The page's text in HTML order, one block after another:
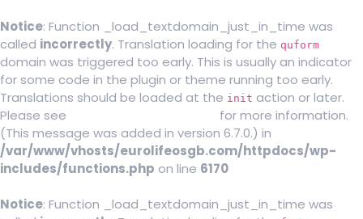
Notice: Function _load_textdomain_just_in_time was
called incorrectly. Translation loading for the quform
domain was triggered too early. This is usually an indicator
for some code in the plugin or theme running too early.
Translations should be loaded at the init action or later.
Please see
for more information.
(This message was added in version 6.7.0.) in
/var/www/vhosts/eurolifeosgb.com/httpdocs/wp-
includes/functions.php on line 6170
Notice: Function _load_textdomain_just_in_time was